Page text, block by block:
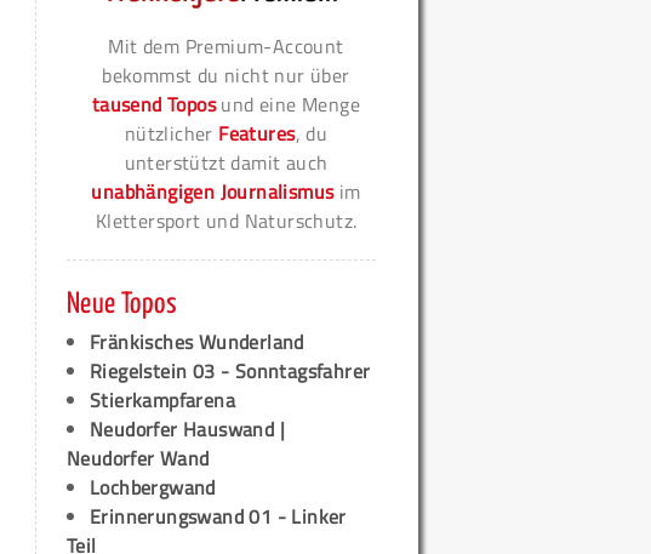
Mit dem Premium-Account
bekommst du nicht nur über
tausend Toposund eine Menge
nützlicher Features, du
unterstützt damit auch
unabhängigen Journalismusim
Klettersport und Naturschutz.
Neue Topos
Fränkisches Wunderland
Riegelstein 03 - Sonntagsfahrer
Stierkampfarena
Neudorfer Hauswand |
Neudorfer Wand
Lochbergwand
Erinnerungswand 01 - Linker
Teil